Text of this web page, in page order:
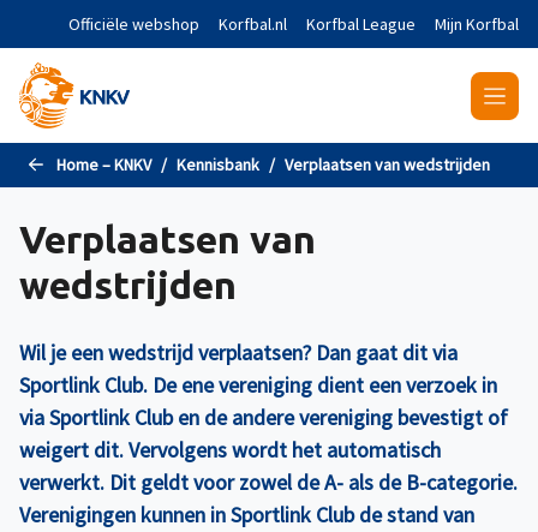
Naar de hoofdinhoud gaan
Officiële webshop Korfbal.nl Korfbal League Mijn Korfbal
Home – KNKV Kennisbank Verplaatsen van wedstrijden
Verplaatsen van
wedstrijden
Wil je een wedstrijd verplaatsen? Dan gaat dit via
Sportlink Club. De ene vereniging dient een verzoek in
via Sportlink Club en de andere vereniging bevestigt of
weigert dit. Vervolgens wordt het automatisch
verwerkt. Dit geldt voor zowel de A- als de B-categorie.
Verenigingen kunnen in Sportlink Club de stand van